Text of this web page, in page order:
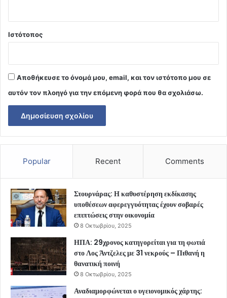
Ιστότοπος
Αποθήκευσε το όνομά μου, email, και τον ιστότοπο μου σε
αυτόν τον πλοηγό για την επόμενη φορά που θα σχολιάσω.
Popular Recent Comments
Στουρνάρας: Η καθυστέρηση εκδίκασης
υποθέσεων αφερεγγυότητας έχουν σοβαρές
επιπτώσεις στην οικονομία
8 Οκτωβρίου, 2025
ΗΠΑ: 29χρονος κατηγορείται για τη φωτιά
στο Λος Άντζελες με 31 νεκρούς – Πιθανή η
θανατική ποινή
8 Οκτωβρίου, 2025
Αναδιαμορφώνεται ο υγειονομικός χάρτης: